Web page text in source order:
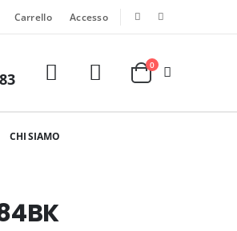
Carrello Accesso
0
CHI SIAMO